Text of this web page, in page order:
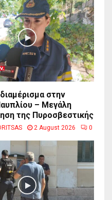
στην
– Μεγάλη
της Πυροσβεστικής
2 August 2026 0